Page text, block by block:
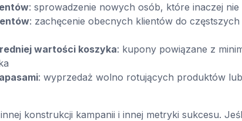
: sprowadzenie nowych osób, które inaczej
: zachęcenie obecnych klientów do
wartości koszyka: kupony powiązane z
: wyprzedaż wolno rotujących produktów
konstrukcji kampanii i innej metryki sukcesu.